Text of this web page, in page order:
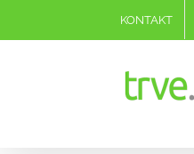
KONTAKT